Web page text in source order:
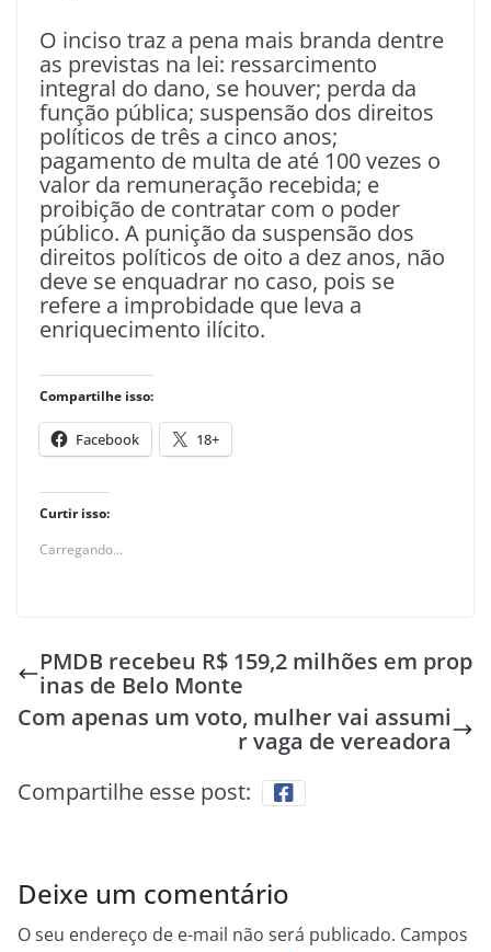
O inciso traz a pena mais branda dentre
as previstas na lei: ressarcimento
integral do dano, se houver; perda da
função pública; suspensão dos direitos
políticos de três a cinco anos;
pagamento de multa de até 100 vezes o
valor da remuneração recebida; e
proibição de contratar com o poder
público. A punição da suspensão dos
direitos políticos de oito a dez anos, não
deve se enquadrar no caso, pois se
refere a improbidade que leva a
enriquecimento ilícito.
Compartilhe isso:
Facebook 18+
Curtir isso:
Carregando...
PMDB recebeu R$ 159,2 milhões em prop
inas de Belo Monte
Com apenas um voto, mulher vai assumi
r vaga de vereadora
Compartilhe esse post:
Deixe um comentário
O seu endereço de e-mail não será publicado. Campos